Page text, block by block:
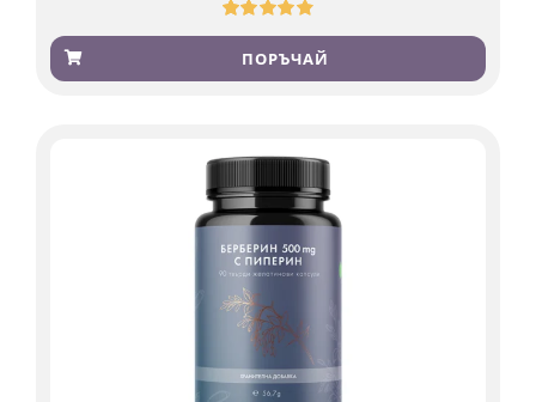
Оценен
4.83 от 5,
базирано
923
ПОРЪЧАЙ